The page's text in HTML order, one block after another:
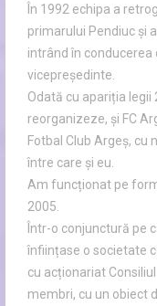
În 1992 echipa a
primarului Pendiuc și
intrând în conducerea
vicepreședinte.
Odată cu apariția legii
reorganizeze, și FC
Fotbal Club Argeș,
între care și eu.
Am funcționat pe
2005.
Într-o conjunctură pe
înființase o societate
cu acționariat
membri, cu un obiect